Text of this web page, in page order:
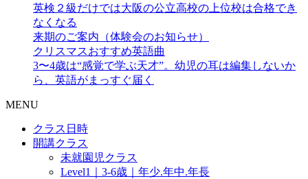
英検２級だけでは大阪の公立高校の上位校は合格でき
なくなる
来期のご案内（体験会のお知らせ）
クリスマスおすすめ英語曲
3〜4歳は“感覚で学ぶ天才”。幼児の耳は編集しないか
ら、英語がまっすぐ届く
MENU
クラス日時
開講クラス
未就園児クラス
Level1｜3-6歳｜年少.年中.年長